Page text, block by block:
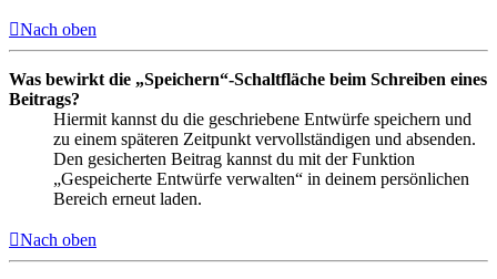
Nach oben
Was bewirkt die „Speichern“-Schaltfläche beim Schreiben eines
Beitrags?
Hiermit kannst du die geschriebene Entwürfe speichern und
zu einem späteren Zeitpunkt vervollständigen und absenden.
Den gesicherten Beitrag kannst du mit der Funktion
„Gespeicherte Entwürfe verwalten“ in deinem persönlichen
Bereich erneut laden.
Nach oben